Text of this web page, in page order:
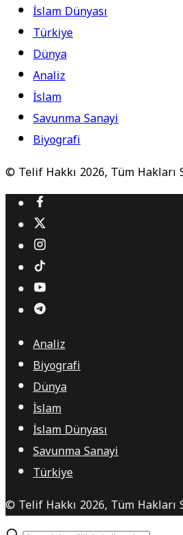
İslam Dünyası
Türkiye
Dünya
Analiz
İslam
Savunma Sanayi
Biyografi
© Telif Hakkı 2026, Tüm Hakları
Analiz
Biyografi
Dünya
İslam
İslam Dünyası
Savunma Sanayi
Türkiye
© Telif Hakkı 2026, Tüm Hakları